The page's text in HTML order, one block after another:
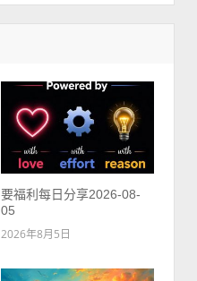
要福利每日分享2026-08-
05
2026年8月5日